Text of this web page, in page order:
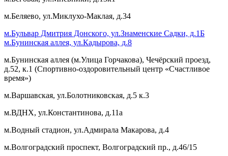
м.Беляево, ул.Миклухо-Маклая, д.34
м.Бульвар Дмитрия Донского, ул.Знаменские Садки, д.1Б
м.Бунинская аллея, ул.Кадырова, д.8
м.Бунинская аллея (м.Улица Горчакова), Чечёрский проезд,
д.52, к.1 (Спортивно-оздоровительный центр «Счастливое
время»)
м.Варшавская, ул.Болотниковская, д.5 к.3
м.ВДНХ, ул.Константинова, д.11а
м.Водный стадион, ул.Адмирала Макарова, д.4
м.Волгоградский проспект, Волгоградский пр., д.46/15